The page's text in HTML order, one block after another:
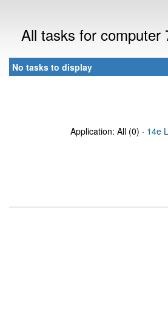
All tasks for computer
No tasks to display
Application: All (0) · 14e